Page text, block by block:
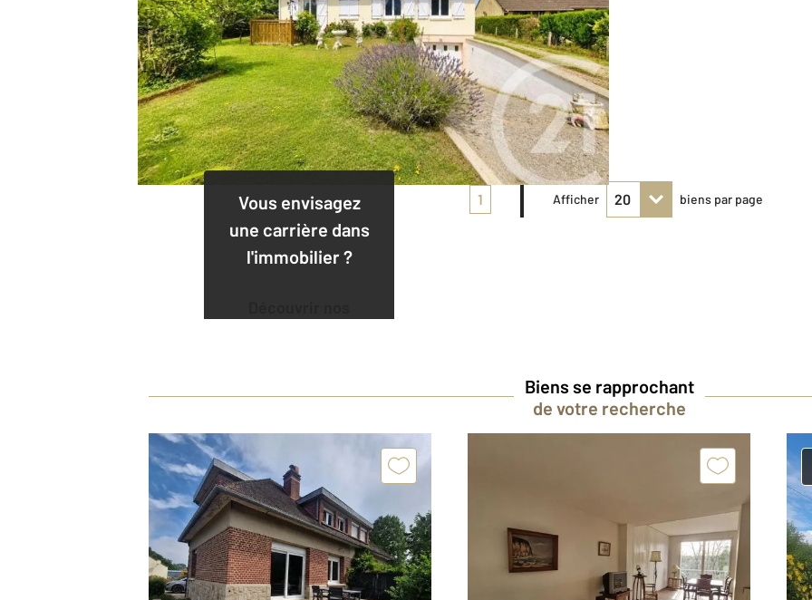
Vous envisagez
une carrière dans
l'immobilier ?
1 Afficher biens par page
Biens se rapprochant
de votre recherche